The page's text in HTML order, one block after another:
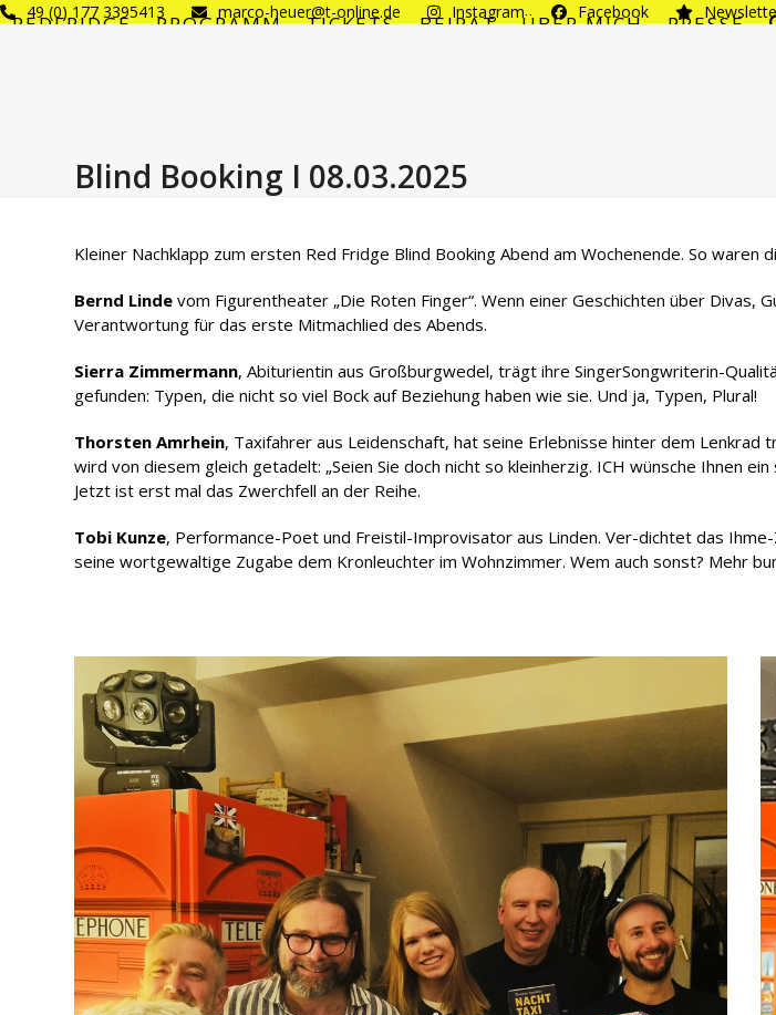
Skip49 (0) 177 3395413 marco-heuer@t-online.de Instagram Facebook
REDFRIDGE PROGRAMM TICKETS BEIRAT ÜBER MICH PRESSE
Blind Booking I 08.03.2025
Kleiner Nachklapp zum ersten Red Fridge Blind Booking Abend am Wochenende. So waren
Bernd Linde vom Figurentheater „Die Roten Finger“. Wenn einer Geschichten über
Verantwortung für das erste Mitmachlied des Abends.
Sierra Zimmermann, Abiturientin aus Großburgwedel, trägt ihre SingerSongwriterin-
gefunden: Typen, die nicht so viel Bock auf Beziehung haben wie sie. Und ja, Typen, Plural!
Thorsten Amrhein, Taxifahrer aus Leidenschaft, hat seine Erlebnisse hinter dem Lenkrad
wird von diesem gleich getadelt: „Seien Sie doch nicht so kleinherzig. ICH wünsche Ihnen
Jetzt ist erst mal das Zwerchfell an der Reihe.
Tobi Kunze, Performance-Poet und Freistil-Improvisator aus Linden. Ver-dichtet das
seine wortgewaltige Zugabe dem Kronleuchter im Wohnzimmer. Wem auch sonst? Mehr